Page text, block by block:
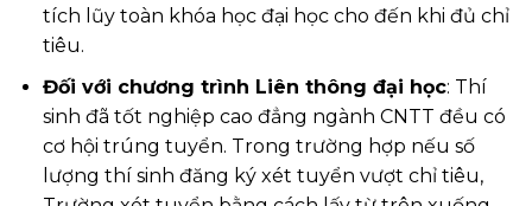
tích lũy toàn khóa học đại học cho đến khi đủ chỉ
tiêu.
Đối với chương trình Liên thông đại học: Thí
sinh đã tốt nghiệp cao đẳng ngành CNTT đều có
cơ hội trúng tuyển. Trong trường hợp nếu số
lượng thí sinh đăng ký xét tuyển vượt chỉ tiêu,